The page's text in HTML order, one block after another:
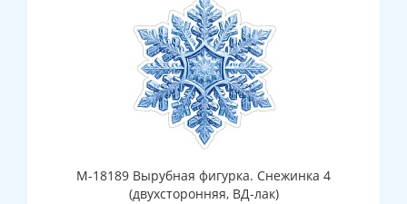
М-18189 Вырубная фигурка. Снежинка 4
(двухсторонняя, ВД-лак)